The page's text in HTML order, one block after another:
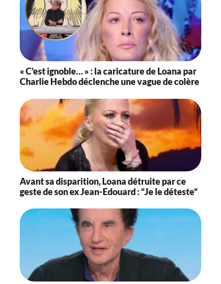
« C’est ignoble… » : la caricature de Loana par
Charlie Hebdo déclenche une vague de colère
Avant sa disparition, Loana détruite par ce
geste de son ex Jean-Edouard : “Je le déteste”